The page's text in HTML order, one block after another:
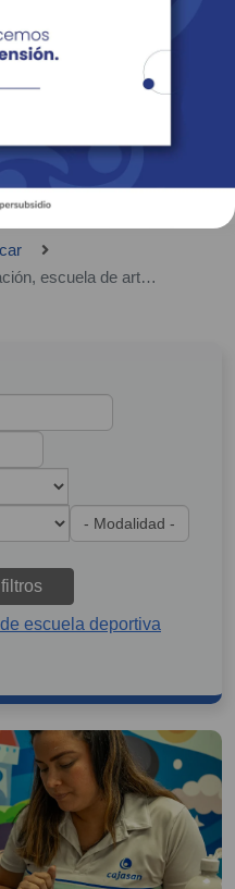
Servicios En Línea
Buscador de Programa de formación, escuela de arte, escuela deportiva
filtros
escuela deportiva